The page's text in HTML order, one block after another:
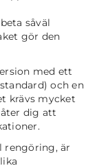
såväl
gör den
med ett
och en
krävs mycket
dig att
rengöring, är